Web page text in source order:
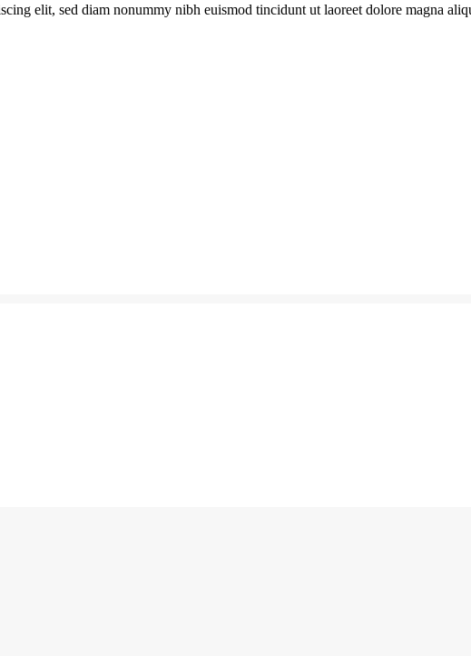
elit, sed diam nonummy nibh euismod tincidunt ut laoreet dolore magna